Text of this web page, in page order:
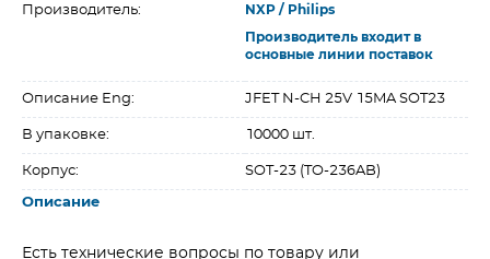
Производитель: NXP / Philips
Производитель входит в
основные линии поставок
Описание Eng: JFET N-CH 25V 15MA SOT23
В упаковке: 10000 шт.
Корпус: SOT-23 (TO-236AB)
Описание
Есть технические вопросы по товару или